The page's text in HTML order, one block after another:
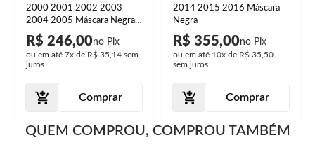
2000 2001 2002 2003
2004 2005 Máscara Negra
Foco Duplo Lente Lisa
Acrilíco
R$ 246,00
ou em até 7x de R$ 35,14 sem
juros
Comprar
2014 2015 2016 Máscara
Negra
R$ 355,00
ou em até 10x de R$ 35,50
sem juros
Comprar
QUEM COMPROU, COMPROU TAMBÉM